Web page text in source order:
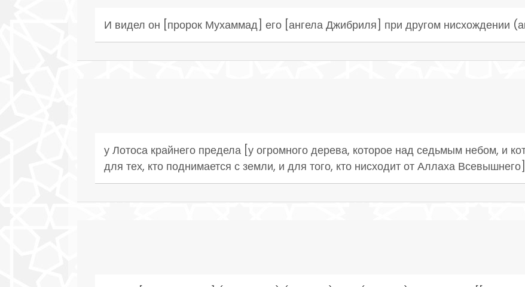
И видел он [пророк Мухаммад] его [ангела Джибриля] при другом нисхождении
у Лотоса крайнего предела [у огромного дерева, которое над седьмым небом, и
для тех, кто поднимается с земли, и для того, кто нисходит от Аллаха Всевышнего]